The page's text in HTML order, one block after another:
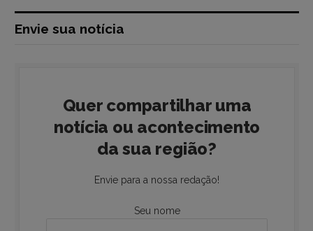
Envie sua notícia
Quer compartilhar uma
notícia ou acontecimento
da sua região?
Envie para a nossa redação!
Seu nome